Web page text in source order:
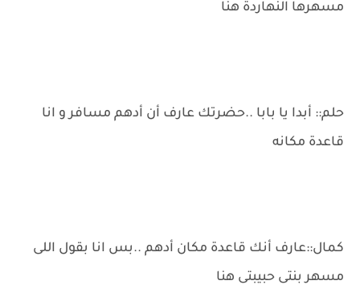
مسهرها النهاردة هنا
حلم:: أبدا يا بابا ..حضرتك عارف أن أدهم مسافر و انا
قاعدة مكانه
كمال::عارف أنك قاعدة مكان أدهم ..بس انا بقول اللى
مسهر بنتى حبيبتى هنا